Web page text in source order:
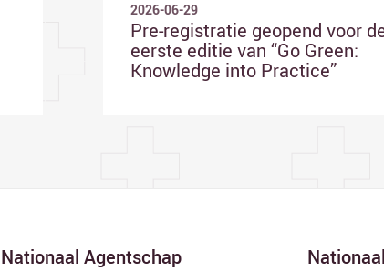
2026-06-29
Pre-registratie geopend voor
eerste editie van “Go Green:
Knowledge into Practice”
Nationaal Agentschap